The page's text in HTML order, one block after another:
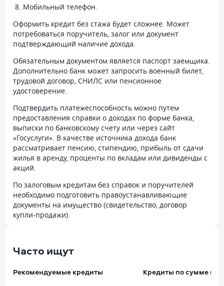
Мобильный телефон.
Оформить кредит без стажа будет сложнее. Может
потребоваться поручитель, залог или документ
подтверждающий наличие дохода.
Обязательным документом является паспорт заемщика.
Дополнительно банк может запросить военный билет,
трудовой договор, СНИЛС или пенсионное
удостоверение.
Подтвердить платежеспособность можно путем
предоставления справки о доходах по форме банка,
выписки по банковскому счету или через сайт
«Госуслуги». В качестве источника дохода банк
рассматривает пенсию, стипендию, прибыль от сдачи
жилья в аренду, проценты по вкладам или дивиденды с
акций.
По залоговым кредитам без справок и поручителей
необходимо подготовить правоустанавливающие
документы на имущество (свидетельство, договор
купли-продажи).
Часто ищут
Рекомендуемые кредиты Кредиты по сумме и